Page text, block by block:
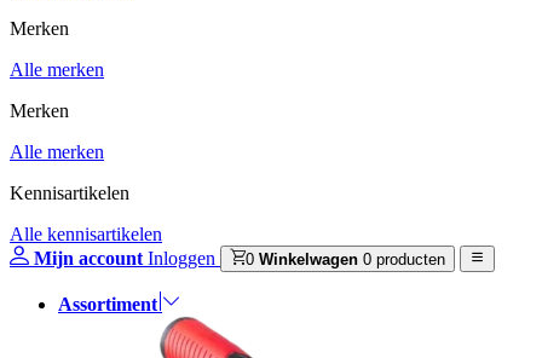
Merken
Alle merken
Merken
Alle merken
Kennisartikelen
Alle kennisartikelen
Mijn account Inloggen 0 Winkelwagen 0 producten
Assortiment